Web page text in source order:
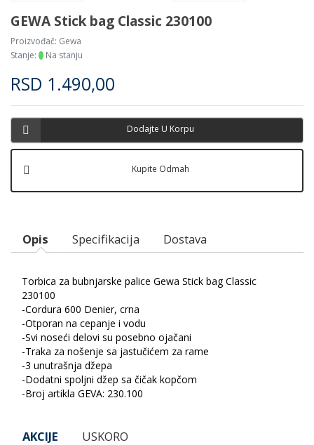
GEWA Stick bag Classic 230100
Proizvođač: Gewa
Stanje:
Na stanju
RSD 1.490,00
Dodajte U Korpu
Kupite Odmah
Opis Specifikacija Dostava
Torbica za bubnjarske palice Gewa Stick bag Classic
230100
-Cordura 600 Denier, crna
-Otporan na cepanje i vodu
-Svi noseći delovi su posebno ojačani
-Traka za nošenje sa jastučićem za rame
-3 unutrašnja džepa
-Dodatni spoljni džep sa čičak kopčom
-Broj artikla GEVA: 230.100
AKCIJE USKORO